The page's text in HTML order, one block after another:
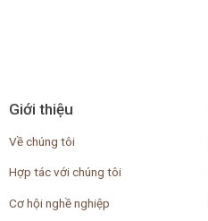
Giới thiệu
Về chúng tôi
Hợp tác với chúng tôi
Cơ hội nghề nghiệp